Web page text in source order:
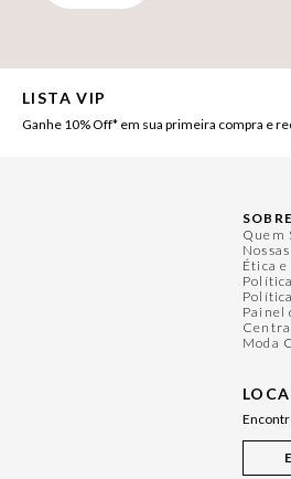
LISTA VIP
Ganhe 10% Off* em sua primeira compra e
Quem
Ética
Painel
Moda